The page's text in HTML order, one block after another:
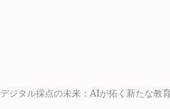
デジタル採点の未来：AIが拓く新たな教